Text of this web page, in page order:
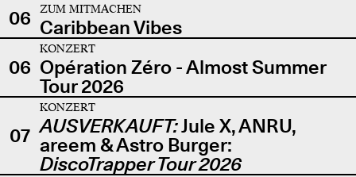
06
ZUM MITMACHEN
Caribbean Vibes
06
KONZERT
Opération Zéro - Almost Summer
Tour 2026
07
KONZERT
AUSVERKAUFT:Jule X, ANRU,
areem & Astro Burger:
DiscoTrapper Tour 2026